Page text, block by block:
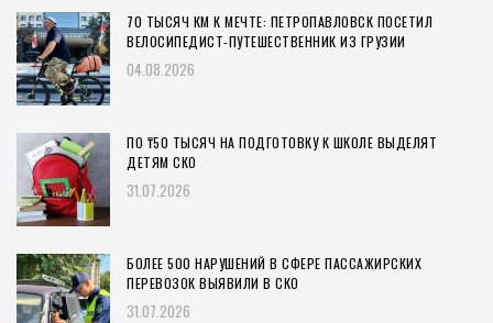
70 ТЫСЯЧ КМ К МЕЧТЕ: ПЕТРОПАВЛОВСК ПОСЕТИЛ
ВЕЛОСИПЕДИСТ-ПУТЕШЕСТВЕННИК ИЗ ГРУЗИИ
04.08.2026
ПО ₸50 ТЫСЯЧ НА ПОДГОТОВКУ К ШКОЛЕ ВЫДЕЛЯТ
ДЕТЯМ СКО
31.07.2026
БОЛЕЕ 500 НАРУШЕНИЙ В СФЕРЕ ПАССАЖИРСКИХ
ПЕРЕВОЗОК ВЫЯВИЛИ В СКО
31.07.2026